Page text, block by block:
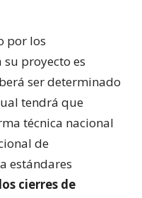
por los
proyecto es
ser determinado
tendrá que
técnica nacional
de
estándares
cierres de